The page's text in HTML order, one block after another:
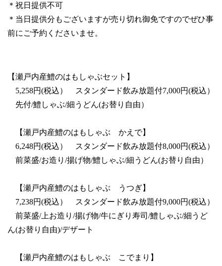
＊祝日提供不可
＊当日提供分もございますが売り切れ御免ですのでぜひ事
前にご予約くださいませ。
【瀬戸内産鱧のはもしゃぶセット】
5,258円(税込） スタンダード飲み放題付7,000円(税込）
先付/鱧しゃぶ/細うどん(お替り自由）
【瀬戸内産鱧のはもしゃぶ かえで】
6,248円(税込） スタンダード飲み放題付8,000円(税込）
前菜盛/お造り/揚げ物/鱧しゃぶ/細うどん(お替り自由）
【瀬戸内産鱧のはもしゃぶ うつぎ】
7,238円(税込） スタンダード飲み放題付9,000円(税込）
前菜盛/上お造り/揚げ物/牛にぎり寿司/鱧しゃぶ/細うど
ん(お替り自由)/デザート
【瀬戸内産鱧のはもしゃぶ こでまり】